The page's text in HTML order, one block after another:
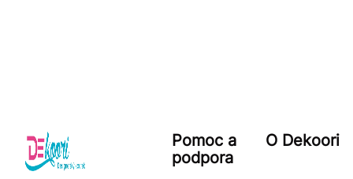
Pomoc a
podpora
O Dekoori